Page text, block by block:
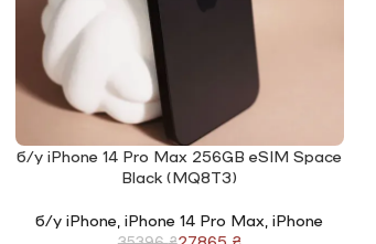
ЧИТАТИ ДАЛІ
б/у iPhone 14 Pro Max 256GB eSIM Space
Black (MQ8T3)
б/у iPhone ,iPhone 14 Pro Max ,iPhone